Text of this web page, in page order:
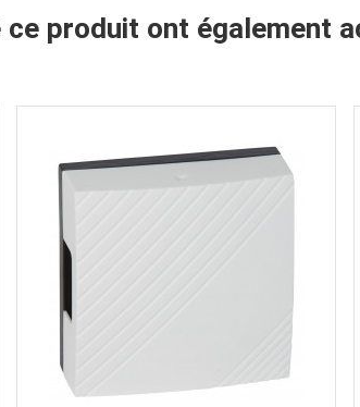
produit ont également